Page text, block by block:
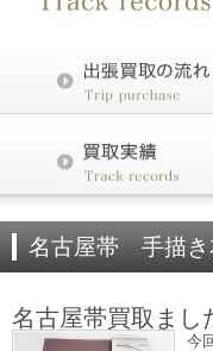
名古屋帯 手描き
名古屋帯買取まし
今